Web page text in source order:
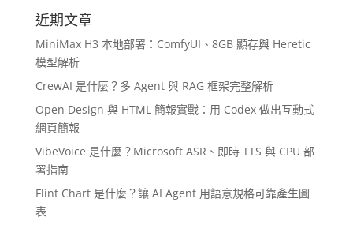
近期文章
MiniMax H3 本地部署：ComfyUI、8GB 顯存與 Heretic
模型解析
CrewAI 是什麼？多 Agent 與 RAG 框架完整解析
Open Design 與 HTML 簡報實戰：用 Codex 做出互動式
網頁簡報
VibeVoice 是什麼？Microsoft ASR、即時 TTS 與 CPU 部
署指南
Flint Chart 是什麼？讓 AI Agent 用語意規格可靠產生圖
表